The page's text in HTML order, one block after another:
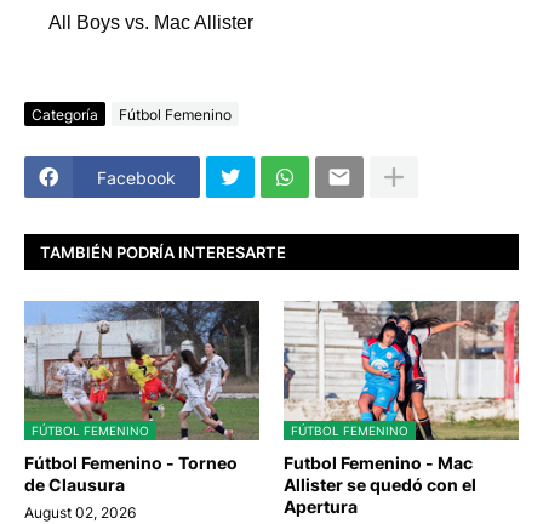
All Boys vs. Mac Allister
Categoría Fútbol Femenino
Facebook
TAMBIÉN PODRÍA INTERESARTE
FÚTBOL FEMENINO
Fútbol Femenino - Torneo
de Clausura
August 02, 2026
FÚTBOL FEMENINO
Futbol Femenino - Mac
Allister se quedó con el
Apertura